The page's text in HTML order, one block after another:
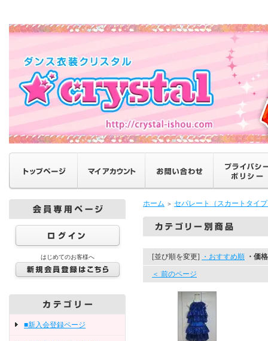
はじめてのお客様へ
■新入会登録ページ
ホーム ＞ セパレート（スカートタイ
[並び順を変更] ・おすすめ順 ・価
＜ 前のページ